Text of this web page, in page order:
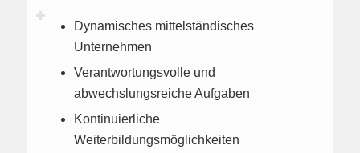
Dynamisches mittelständisches
Unternehmen
Verantwortungsvolle und
abwechslungsreiche Aufgaben
Kontinuierliche
Weiterbildungsmöglichkeiten